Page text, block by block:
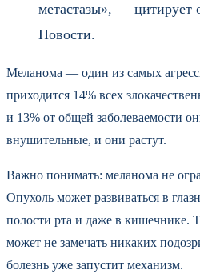
метастазы», — цитирует
Новости.
Меланома — один из самых
приходится 14% всех
и 13% от общей заболеваемости
внушительные, и они растут.
Важно понимать: меланома не
Опухоль может развиваться в
полости рта и даже в кишечнике.
может не замечать никаких
болезнь уже запустит механизм.